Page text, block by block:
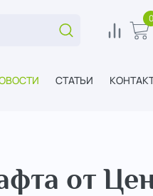
Поиск...
0 В
0
СТАТЬИ
от